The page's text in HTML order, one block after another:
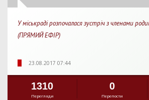
У міськраді розпочалася зустріч з членами
(ПРЯМИЙ ЕФІР)
23.08.2017 07:44
1310
Перегляди
0
Перепости